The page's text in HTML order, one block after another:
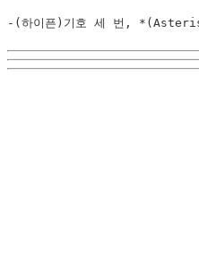
-(하이픈)기호 세 번,